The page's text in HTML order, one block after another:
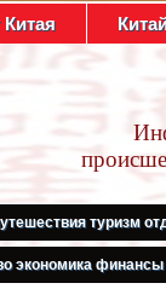
Китая
туризм
экономика финансы